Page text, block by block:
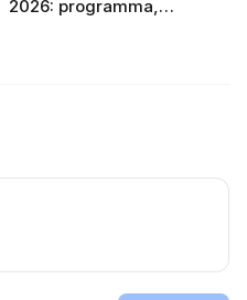
2026: programma,